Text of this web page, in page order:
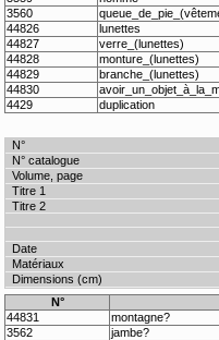
3560
44826
lunettes
44827
verre_(lunettes)
44828
monture_(lunettes)
44829
branche_(lunettes)
44830
4429
duplication
N°
44831
montagne?
3562
jambe?